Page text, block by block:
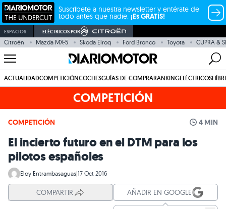
Suscríbete a nuestra newsletter y entérate de
todo antes que nadie. ¡Es GRATIS!
ESPACIOS ELÉCTRICOS POR
Citroën Mazda MX-5 Skoda Elroq Ford Bronco Toyota CUPRA &
ACTUALIDADCOMPETICIÓNCOCHESGUÍAS DE COMPRARANKINGELÉCTRICOS
COMPETICIÓN
COMPETICIÓN 4 MIN
El incierto futuro en el DTM para los
pilotos españoles
Eloy Entrambasaguas|17 Oct 2016
COMPARTIR AÑADIR EN GOOGLE